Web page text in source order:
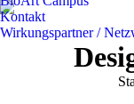
Kontakt
Wirkungspartner /